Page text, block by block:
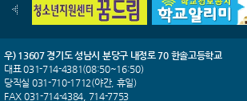
우) 13607 경기도 성남시 분당구 내정로 70 한솔고등학교
대표 031-714-4381(08:50~16:50)
당직실 031-710-1712(야간, 휴일)
FAX 031-714-4384, 714-7753